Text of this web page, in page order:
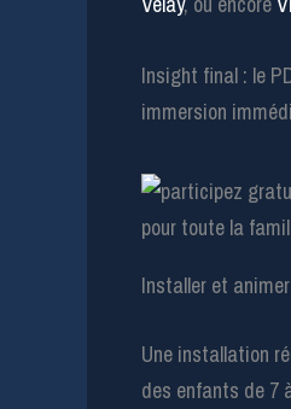
Insight final : le
immersion
Installer et
Une installation
des enfants de 7